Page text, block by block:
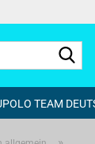
TEAM